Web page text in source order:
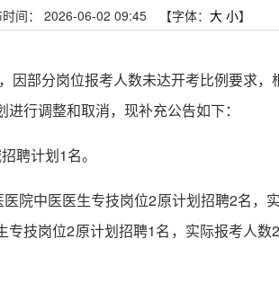
间： 2026-06-02 09:45 【字体： 大 小】
部分岗位报考人数未达开考比例要求
行调整和取消，现补充公告如下：
聘计划1名。
院中医医生专技岗位2原计划招聘2名，
技岗位2原计划招聘1名，实际报考人